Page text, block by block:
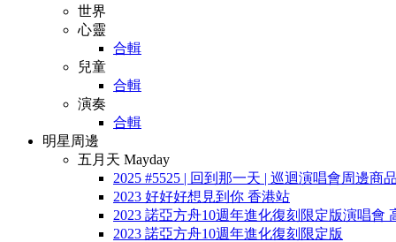
世界
心靈
合輯
兒童
合輯
演奏
合輯
明星周邊
五月天 Mayday
2025 #5525 | 回到那一天 | 巡迴演唱會周邊商品
2023 好好好想見到你 香港站
2023 諾亞方舟10週年進化復刻限定版演唱會
2023 諾亞方舟10週年進化復刻限定版